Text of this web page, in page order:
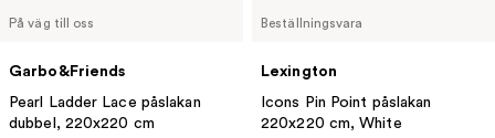
På väg till oss
Garbo&Friends
Pearl Ladder Lace påslakan
dubbel, 220x220 cm
Beställningsvara
Lexington
Icons Pin Point påslakan
220x220 cm, White